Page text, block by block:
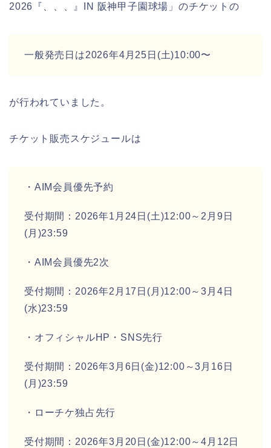
2026『、、、』IN 阪神甲子園球場」のチケットの
一般発売日は2026年4月25日(土)10:00〜
が行われていました。
チケット販売スケジュールは
・AIM会員優先予約
受付期間：2026年1月24日(土)12:00～2月9日
(月)23:59
・AIM会員優先2次
受付期間：2026年2月17日(月)12:00～3月4日
(水)23:59
・オフィシャルHP・SNS先行
受付期間：2026年3月6日(金)12:00～3月16日
(月)23:59
・ローチケ独占先行
受付期間：2026年3月20日(金)12:00～4月12日